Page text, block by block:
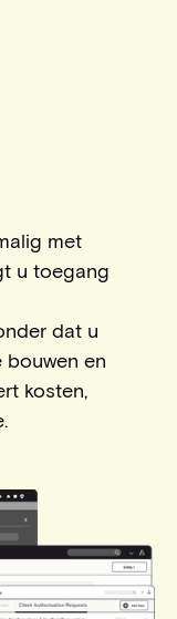
met
u toegang
dat u
en
kosten,